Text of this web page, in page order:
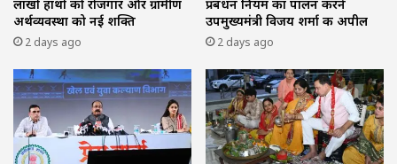
लाखों हाथों को रोजगार और ग्रामीण
अर्थव्यवस्था को नई शक्ति
2 days ago
प्रबंधन नियम का पालन करने
उपमुख्यमंत्री विजय शर्मा की अपील
2 days ago